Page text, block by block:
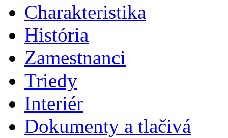
Charakteristika
História
Zamestnanci
Triedy
Interiér
Dokumenty a tlačivá